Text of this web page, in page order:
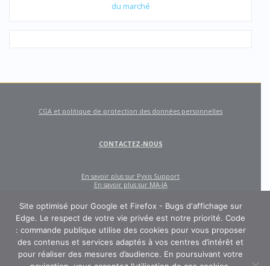
du marché
CGA et politique de protection des données personnelles
CONTACTEZ-NOUS
En savoir plus sur Pyxis Support
En savoir plus sur MA-IA
Site optimisé pour Google et Firefox - Bugs d'affichage sur
Edge. Le respect de votre vie privée est notre priorité. Code
: commande publique utilise des cookies pour vous proposer
des contenus et services adaptés à vos centres d’intérêt et
pour réaliser des mesures d’audience. En poursuivant votre